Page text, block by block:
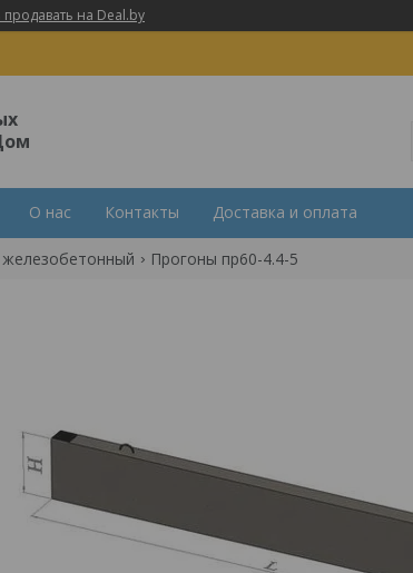
продавать на Deal.by
О нас Контакты Доставка и оплата
Прогоны пр60-4.4-5